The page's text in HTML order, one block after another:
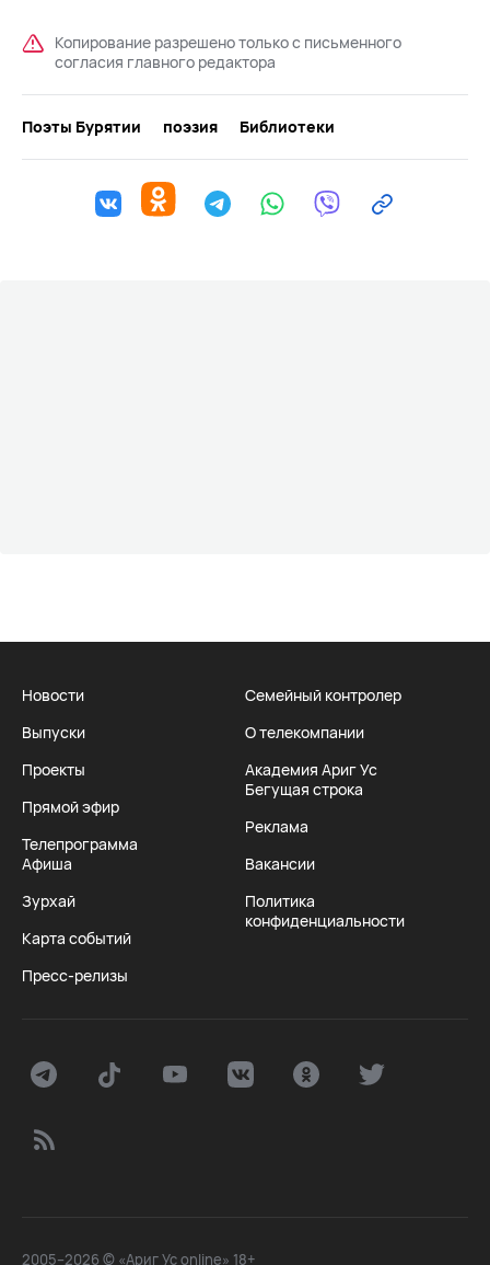
Копирование разрешено только с письменного
согласия главного редактора
Поэты Бурятии поэзия Библиотеки
Новости
Выпуски
Проекты
Прямой эфир
Телепрограмма
Афиша
Зурхай
Карта событий
Пресс-релизы
Семейный контролер
О телекомпании
Академия Ариг Ус
Бегущая строка
Реклама
Вакансии
Политика
конфиденциальности
2005–2026 © «Ариг Ус online» 18+